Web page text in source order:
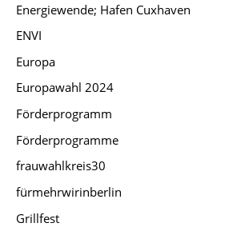
Energiewende; Hafen Cuxhaven
ENVI
Europa
Europawahl 2024
Förderprogramm
Förderprogramme
frauwahlkreis30
fürmehrwirinberlin
Grillfest